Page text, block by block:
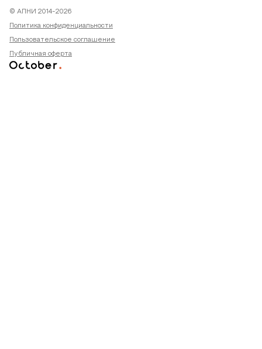
© АПНИ 2014-2026
Политика конфиденциальности
Пользовательское соглашение
Публичная оферта